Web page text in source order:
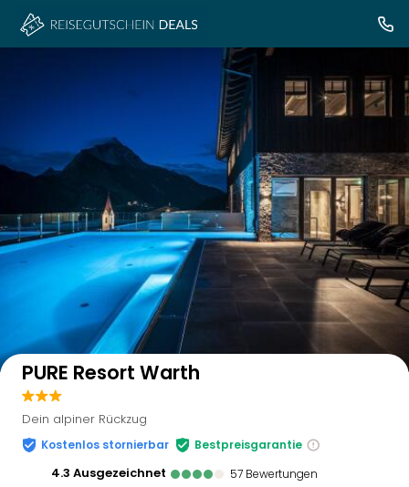
Auf der Karte anzeigen
PURE Resort Warth
Dein alpiner Rückzug
Kostenlos stornierbar Bestpreisgarantie
4.3 ausgezeichnet 57 Bewertungen